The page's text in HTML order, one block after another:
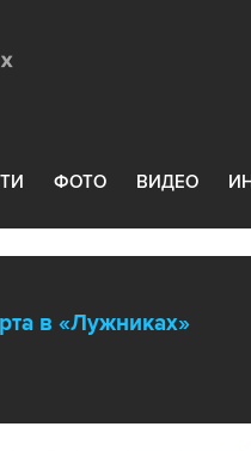
ФОТО ВИДЕО
в «Лужниках»